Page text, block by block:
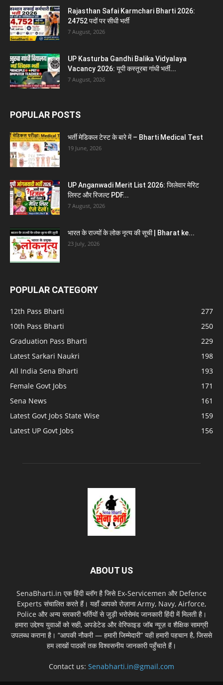
Rajasthan Safai Karmchari Bharti 2026:
24752 पदों पर सीधी भर्ती
7 August, 2026
UP Kasturba Gandhi Balika Vidyalaya
Vacancy 2026: यूपी कस्तूरबा गांधी भर्ती...
7 August, 2026
POPULAR POSTS
भर्ती मेडिकल टेस्ट के बारे में – Bharti Medical Test
19 June, 2026
UP Anganwadi Merit List 2026: जिलेवार मेरिट
लिस्ट और रिजल्ट PDF...
7 August, 2026
भारत के राज्यों के लोक नृत्य की सूची | Bharat ke...
23 July, 2026
POPULAR CATEGORY
12th Pass Bharti
277
10th Pass Bharti
250
Graduation Pass Bharti
229
Latest Sarkari Naukri
198
All India Sena Bharti
193
Female Govt Jobs
171
Sena News
161
Latest Govt Jobs State Wise
159
Latest UP Govt Jobs
156
ABOUT US
SenaBharti.in एक हिंदी ब्लॉग है जिसे Ex‑Servicemen और Defence
Experts संचालित करते हैं। यहाँ आपको रोज़ाना Army, Navy, Airforce,
Police और अन्य सरकारी भर्तियों से जुड़ी भरोसेमंद जानकारी हिंदी में मिलती है।
हमारा उद्देश्य युवाओं को सही, अपडेटेड और वेरिफाइड जॉब न्यूज़ व शैक्षिक सामग्री
उपलब्ध कराना है। “आपकी नौकरी — हमारी जिम्मेदारी” यही हमारी पहचान है, जिससे
हम लाखों पाठकों तक विश्वसनीय जानकारी पहुँचाते हैं।
Contact us: Senabharti.in@gmail.com